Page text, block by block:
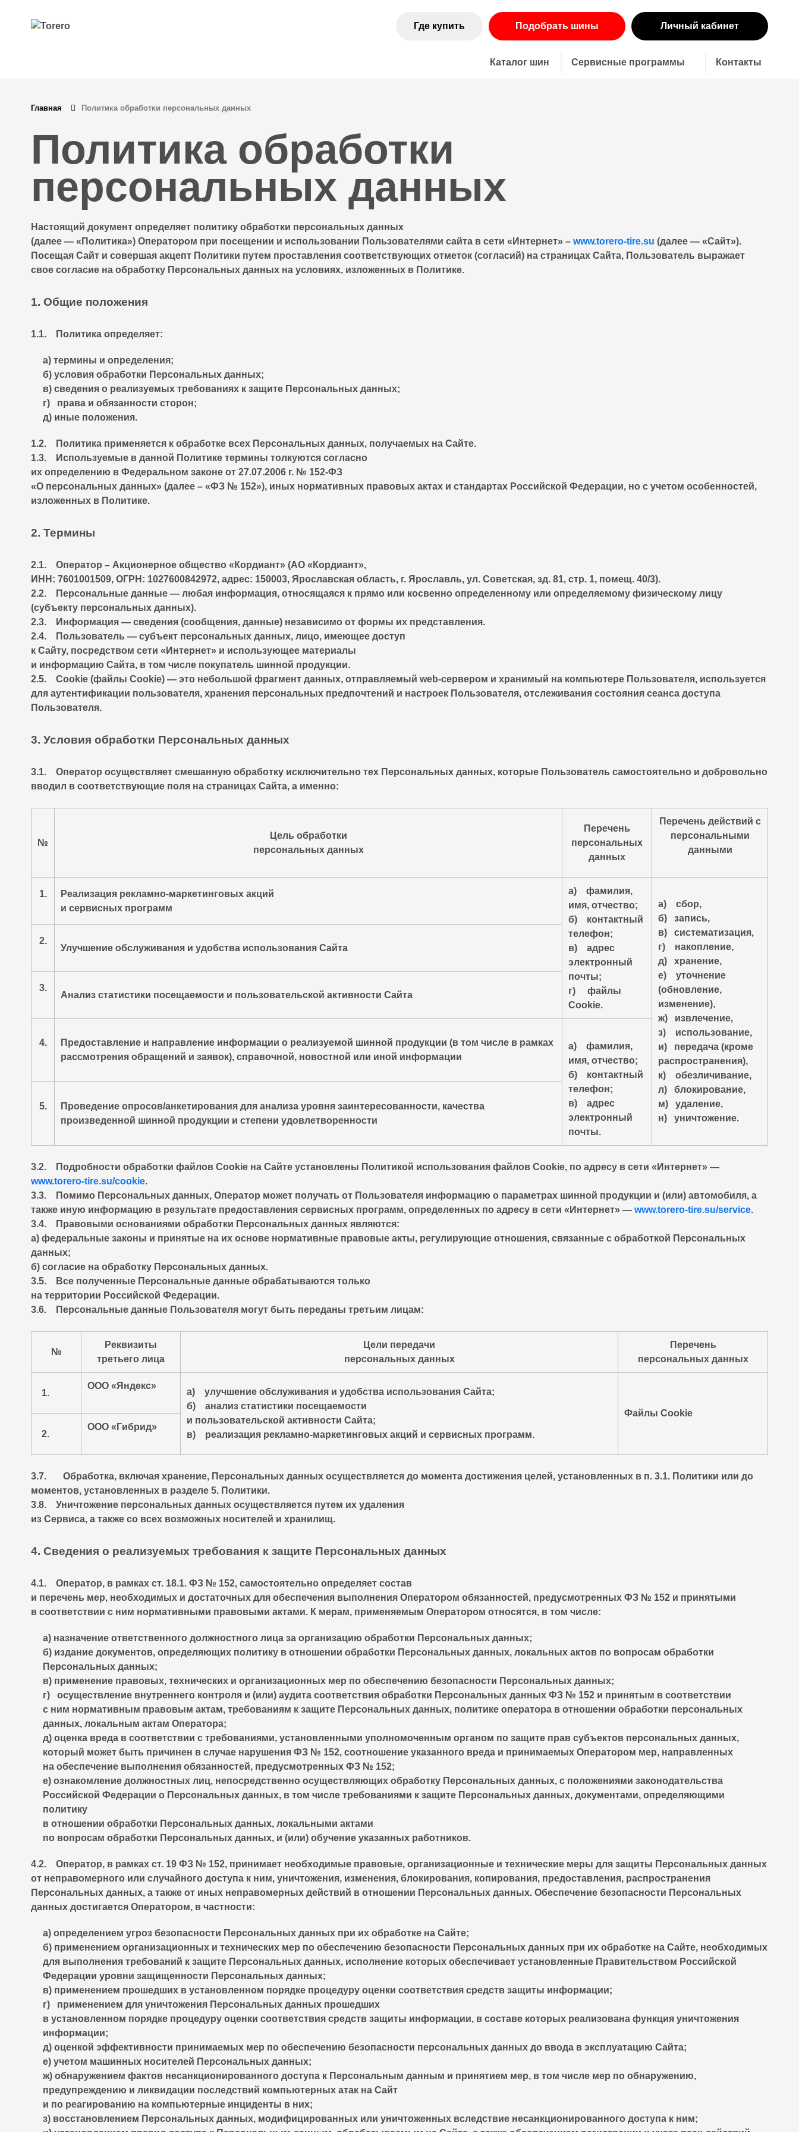
Где купить Подобрать шины Личный кабинет
Каталог шин Сервисные программы Контакты
Главная Политика обработки персональных данных
Политика обработки
персональных данных
Настоящий документ определяет политику обработки персональных данных
(далее — «Политика») Оператором при посещении и использовании Пользователями сайта в сети «Интернет» – www.torero-tire.su (далее — «Сайт»).
Посещая Сайт и совершая акцепт Политики путем проставления соответствующих отметок (согласий) на страницах Сайта, Пользователь выражает
свое согласие на обработку Персональных данных на условиях, изложенных в Политике.
1. Общие положения
1.1. Политика определяет:
а) термины и определения;
б) условия обработки Персональных данных;
в) сведения о реализуемых требованиях к защите Персональных данных;
г) права и обязанности сторон;
д) иные положения.
1.2. Политика применяется к обработке всех Персональных данных, получаемых на Сайте.
1.3. Используемые в данной Политике термины толкуются согласно
их определению в Федеральном законе от 27.07.2006 г. № 152-ФЗ
«О персональных данных» (далее – «ФЗ № 152»), иных нормативных правовых актах и стандартах Российской Федерации, но с учетом особенностей,
изложенных в Политике.
2. Термины
2.1. Оператор – Акционерное общество «Кордиант» (АО «Кордиант»,
ИНН: 7601001509, ОГРН: 1027600842972, адрес: 150003, Ярославская область, г. Ярославль, ул. Советская, зд. 81, стр. 1, помещ. 40/3).
2.2. Персональные данные — любая информация, относящаяся к прямо или косвенно определенному или определяемому физическому лицу
(субъекту персональных данных).
2.3. Информация — сведения (сообщения, данные) независимо от формы их представления.
2.4. Пользователь — субъект персональных данных, лицо, имеющее доступ
к Сайту, посредством сети «Интернет» и использующее материалы
и информацию Сайта, в том числе покупатель шинной продукции.
2.5. Cookie (файлы Cookie) — это небольшой фрагмент данных, отправляемый web-сервером и хранимый на компьютере Пользователя, используется
для аутентификации пользователя, хранения персональных предпочтений и настроек Пользователя, отслеживания состояния сеанса доступа
Пользователя.
3. Условия обработки Персональных данных
3.1. Оператор осуществляет смешанную обработку исключительно тех Персональных данных, которые Пользователь самостоятельно и добровольно
вводил в соответствующие поля на страницах Сайта, а именно:
№
Цель обработки
персональных данных
Перечень
персональных
данных
Перечень действий с
персональными
данными
1.
Реализация рекламно-маркетинговых акций
и сервисных программ
а) фамилия,
имя, отчество;
б) контактный
телефон;
в) адрес
электронный
почты;
г) файлы
Сookie.
а) сбор,
б) запись,
в) систематизация,
г) накопление,
д) хранение,
е) уточнение
(обновление,
изменение),
ж) извлечение,
з) использование,
и) передача (кроме
распространения),
к) обезличивание,
л) блокирование,
м) удаление,
н) уничтожение.
2.
Улучшение обслуживания и удобства использования Сайта
3.
Анализ статистики посещаемости и пользовательской активности Сайта
4.
Предоставление и направление информации о реализуемой шинной продукции (в том числе в рамках
рассмотрения обращений и заявок), справочной, новостной или иной информации
а) фамилия,
имя, отчество;
б) контактный
телефон;
в) адрес
электронный
почты.
5.
Проведение опросов/анкетирования для анализа уровня заинтересованности, качества
произведенной шинной продукции и степени удовлетворенности
3.2. Подробности обработки файлов Cookie на Сайте установлены Политикой использования файлов Cookie, по адресу в сети «Интернет» —
www.torero-tire.su/cookie.
3.3. Помимо Персональных данных, Оператор может получать от Пользователя информацию о параметрах шинной продукции и (или) автомобиля, а
также иную информацию в результате предоставления сервисных программ, определенных по адресу в сети «Интернет» — www.torero-tire.su/service.
3.4. Правовыми основаниями обработки Персональных данных являются:
а) федеральные законы и принятые на их основе нормативные правовые акты, регулирующие отношения, связанные с обработкой Персональных
данных;
б) согласие на обработку Персональных данных.
3.5. Все полученные Персональные данные обрабатываются только
на территории Российской Федерации.
3.6. Персональные данные Пользователя могут быть переданы третьим лицам:
№
Реквизиты
третьего лица
Цели передачи
персональных данных
Перечень
персональных данных
1.
ООО «Яндекс»
а) улучшение обслуживания и удобства использования Сайта;
б) анализ статистики посещаемости
и пользовательской активности Сайта;
в) реализация рекламно-маркетинговых акций и сервисных программ.
Файлы Сookie
2.
ООО «Гибрид»
3.7. Обработка, включая хранение, Персональных данных осуществляется до момента достижения целей, установленных в п. 3.1. Политики или до
моментов, установленных в разделе 5. Политики.
3.8. Уничтожение персональных данных осуществляется путем их удаления
из Сервиса, а также со всех возможных носителей и хранилищ.
4. Сведения о реализуемых требования к защите Персональных данных
4.1. Оператор, в рамках ст. 18.1. ФЗ № 152, самостоятельно определяет состав
и перечень мер, необходимых и достаточных для обеспечения выполнения Оператором обязанностей, предусмотренных ФЗ № 152 и принятыми
в соответствии с ним нормативными правовыми актами. К мерам, применяемым Оператором относятся, в том числе:
а) назначение ответственного должностного лица за организацию обработки Персональных данных;
б) издание документов, определяющих политику в отношении обработки Персональных данных, локальных актов по вопросам обработки
Персональных данных;
в) применение правовых, технических и организационных мер по обеспечению безопасности Персональных данных;
г) осуществление внутреннего контроля и (или) аудита соответствия обработки Персональных данных ФЗ № 152 и принятым в соответствии
с ним нормативным правовым актам, требованиям к защите Персональных данных, политике оператора в отношении обработки персональных
данных, локальным актам Оператора;
д) оценка вреда в соответствии с требованиями, установленными уполномоченным органом по защите прав субъектов персональных данных,
который может быть причинен в случае нарушения ФЗ № 152, соотношение указанного вреда и принимаемых Оператором мер, направленных
на обеспечение выполнения обязанностей, предусмотренных ФЗ № 152;
е) ознакомление должностных лиц, непосредственно осуществляющих обработку Персональных данных, с положениями законодательства
Российской Федерации о Персональных данных, в том числе требованиями к защите Персональных данных, документами, определяющими
политику
в отношении обработки Персональных данных, локальными актами
по вопросам обработки Персональных данных, и (или) обучение указанных работников.
4.2. Оператор, в рамках ст. 19 ФЗ № 152, принимает необходимые правовые, организационные и технические меры для защиты Персональных данных
от неправомерного или случайного доступа к ним, уничтожения, изменения, блокирования, копирования, предоставления, распространения
Персональных данных, а также от иных неправомерных действий в отношении Персональных данных. Обеспечение безопасности Персональных
данных достигается Оператором, в частности:
а) определением угроз безопасности Персональных данных при их обработке на Сайте;
б) применением организационных и технических мер по обеспечению безопасности Персональных данных при их обработке на Сайте, необходимых
для выполнения требований к защите Персональных данных, исполнение которых обеспечивает установленные Правительством Российской
Федерации уровни защищенности Персональных данных;
в) применением прошедших в установленном порядке процедуру оценки соответствия средств защиты информации;
г) применением для уничтожения Персональных данных прошедших
в установленном порядке процедуру оценки соответствия средств защиты информации, в составе которых реализована функция уничтожения
информации;
д) оценкой эффективности принимаемых мер по обеспечению безопасности персональных данных до ввода в эксплуатацию Сайта;
е) учетом машинных носителей Персональных данных;
ж) обнаружением фактов несанкционированного доступа к Персональным данным и принятием мер, в том числе мер по обнаружению,
предупреждению и ликвидации последствий компьютерных атак на Сайт
и по реагированию на компьютерные инциденты в них;
з) восстановлением Персональных данных, модифицированных или уничтоженных вследствие несанкционированного доступа к ним;